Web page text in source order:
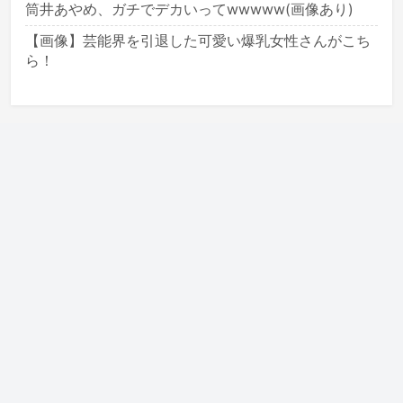
筒井あやめ、ガチでデカいってwwwww(画像あり)
【画像】芸能界を引退した可愛い爆乳女性さんがこち
ら！